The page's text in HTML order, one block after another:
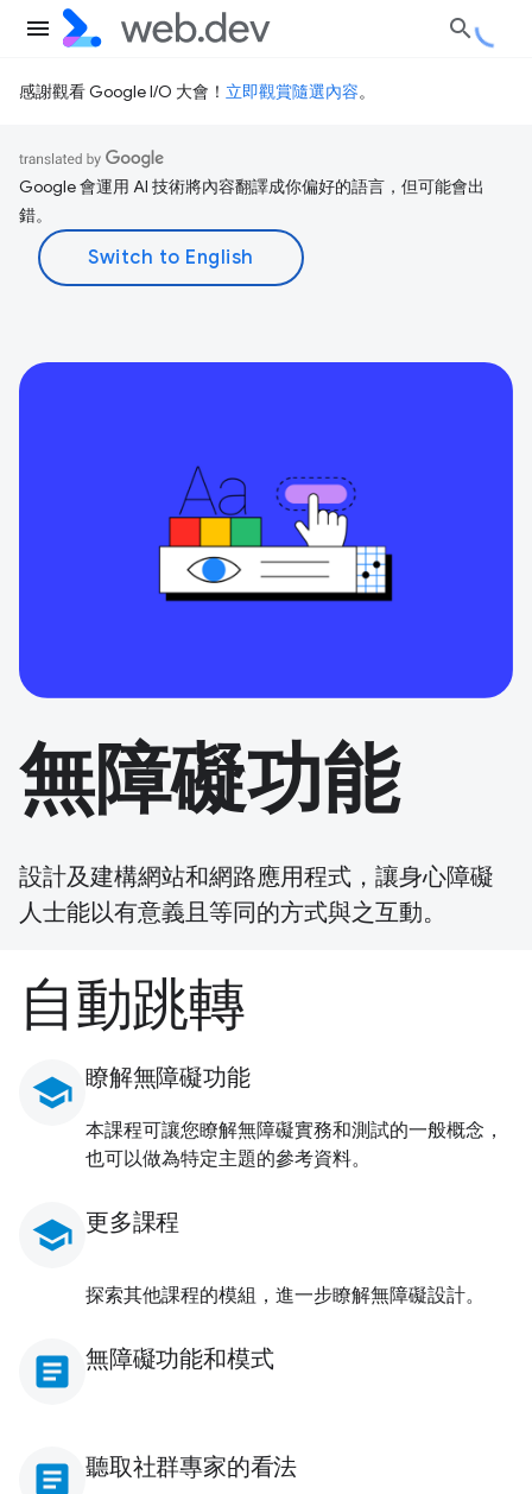
感謝觀看 Google I/O 大會！ 立即觀賞隨選內容。
Google 會運用 AI 技術將內容翻譯成你偏好的語言，但可能會出
錯。
無障礙功能
設計及建構網站和網路應用程式，讓身心障礙
人士能以有意義且等同的方式與之互動。
自動跳轉
school 瞭解無障礙功能
本課程可讓您瞭解無障礙實務和測試的一般概念，
也可以做為特定主題的參考資料。
school 更多課程
探索其他課程的模組，進一步瞭解無障礙設計。
article 無障礙功能和模式
article 聽取社群專家的看法